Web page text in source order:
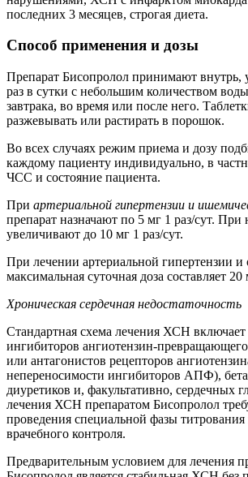
последних 3 месяцев, строгая диета.
Способ применения и дозы
Препарат Бисопролол принимают внутрь,
раз в сутки с небольшим количеством
завтрака, во время или после него.
разжевывать или растирать в порошок.
Во всех случаях режим приема и дозу
каждому пациенту индивидуально, в
ЧСС и состояние пациента.
При артериальной гипертензии и
препарат назначают по 5 мг 1 раз/сут. При
увеличивают до 10 мг 1 раз/сут.
При лечении артериальной гипертензии и
максимальная суточная доза составляет 20
Хроническая сердечная недостаточность
Стандартная схема лечения ХСН
ингибиторов ангиотензин-
или антагонистов рецепторов
непереносимости ингибиторов АПФ),
диуретиков и, факультативно, сердечных
лечения ХСН препаратом Бисопролол
проведения специальной фазы титрования
врачебного контроля.
Предварительным условием для лечения